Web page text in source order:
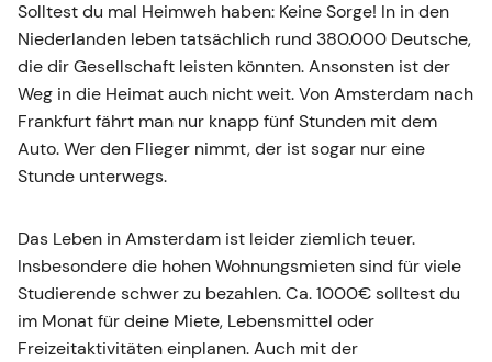
Solltest du mal Heimweh haben: Keine Sorge! In in den
Niederlanden leben tatsächlich rund 380.000 Deutsche,
die dir Gesellschaft leisten könnten. Ansonsten ist der
Weg in die Heimat auch nicht weit. Von Amsterdam nach
Frankfurt fährt man nur knapp fünf Stunden mit dem
Auto. Wer den Flieger nimmt, der ist sogar nur eine
Stunde unterwegs.
Das Leben in Amsterdam ist leider ziemlich teuer.
Insbesondere die hohen Wohnungsmieten sind für viele
Studierende schwer zu bezahlen. Ca. 1000€ solltest du
im Monat für deine Miete, Lebensmittel oder
Freizeitaktivitäten einplanen. Auch mit der